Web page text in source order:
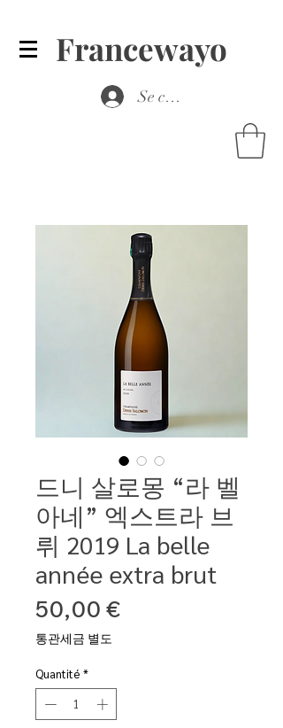
Francewayo
Se connecter
드니 살로몽 “라 벨
아네” 엑스트라 브
뤼 2019 La belle
année extra brut
50,00 €Prix
통관세금 별도
Quantité *